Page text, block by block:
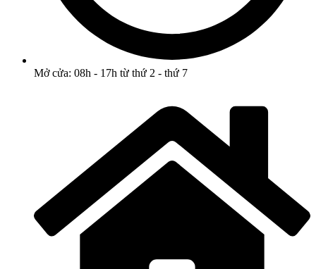
Mở cửa: 08h - 17h từ thứ 2 - thứ 7